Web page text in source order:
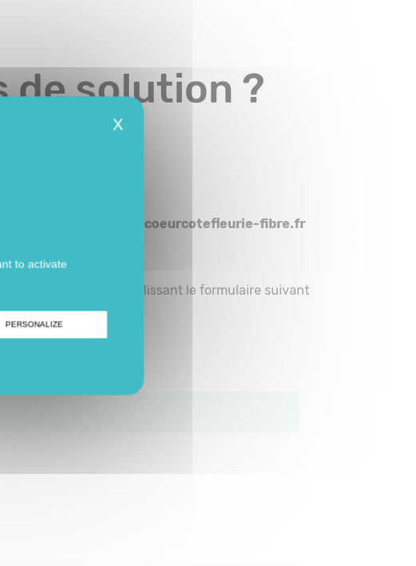
de solution ?
:
contact@coeurcotefleurie-fibre.fr
Côte Fleurie en remplissant le formulaire suivant
X
to activate
PERSONALIZE